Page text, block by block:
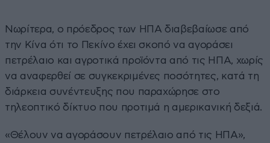
Νωρίτερα, ο πρόεδρος των ΗΠΑ διαβεβαίωσε από
την Κίνα ότι το Πεκίνο έχει σκοπό να αγοράσει
πετρέλαιο και αγροτικά προϊόντα από τις ΗΠΑ, χωρίς
να αναφερθεί σε συγκεκριμένες ποσότητες, κατά τη
διάρκεια συνέντευξης που παραχώρησε στο
τηλεοπτικό δίκτυο που προτιμά η αμερικανική δεξιά.
«Θέλουν να αγοράσουν πετρέλαιο από τις ΗΠΑ»,